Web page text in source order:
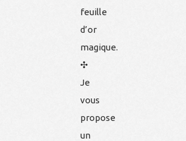
feuille
d’or
magique.
✣
Je
vous
propose
un